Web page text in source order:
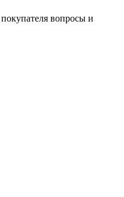
вопросы и